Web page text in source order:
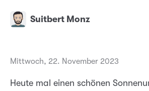
Suitbert Monz
Mittwoch, 22. November 2023
Heute mal einen schönen